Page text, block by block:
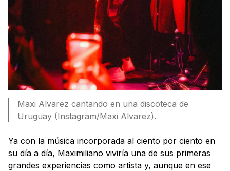
Maxi Alvarez cantando en una discoteca de
Uruguay (Instagram/Maxi Alvarez).
Ya con la música incorporada al ciento por ciento en
su día a día, Maximiliano viviría una de sus primeras
grandes experiencias como artista y, aunque en ese